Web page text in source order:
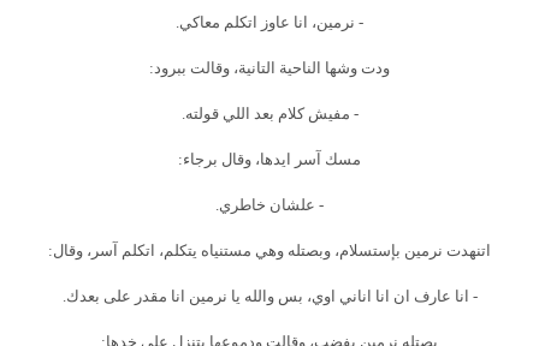
- نرمين، انا عاوز اتكلم معاكي.
ودت وشها الناحية التانية، وقالت ببرود:
- مفيش كلام بعد اللي قولته.
مسك آسر ايدها، وقال برجاء:
- علشان خاطري.
اتنهدت نرمين بإستسلام، وبصتله وهي مستنياه يتكلم، اتكلم آسر، وقال:
- انا عارف ان انا اناني اوي، بس والله يا نرمين انا مقدر على بعدك.
بصتله نرمين بفضب، وقالت ودموعها بتنزل على خدها: